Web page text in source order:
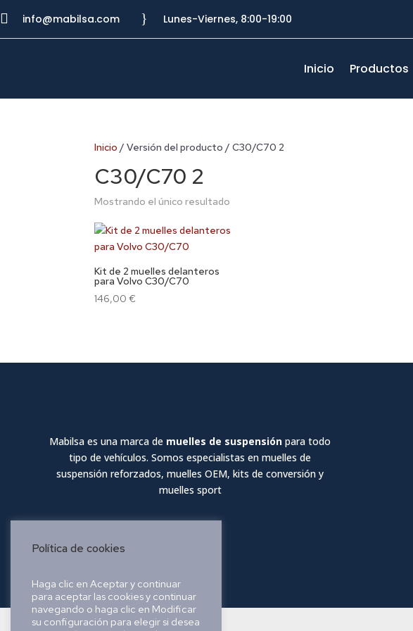
 info@mabilsa.com } Lunes-Viernes, 8:00-19:00
Inicio Productos
Inicio / Versión del producto / C30/C70 2
C30/C70 2
Mostrando el único resultado
Kit de 2 muelles delanteros
para Volvo C30/C70
146,00€
Mabilsa es una marca de muelles de suspensión para todo
tipo de vehículos. Somos especialistas en muelles de
suspensión reforzados, muelles OEM, kits de conversión y
muelles sport
Política de cookies
Haga clic en Aceptar y continuar
para aceptar las cookies y continuar
navegando o haga clic en Modificar
su configuración para elegir si desea